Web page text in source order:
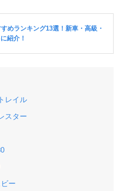
レイル
スター
ー